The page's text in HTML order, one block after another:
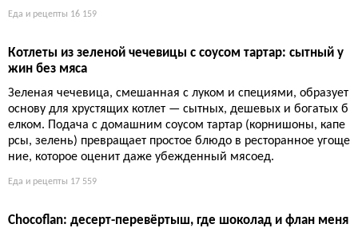
Еда и рецепты 16 159
Котлеты из зеленой чечевицы с соусом тартар: сытный у
жин без мяса
Зеленая чечевица, смешанная с луком и специями, образует
основу для хрустящих котлет — сытных, дешевых и богатых б
елком. Подача с домашним соусом тартар (корнишоны, капе
рсы, зелень) превращает простое блюдо в ресторанное угоще
ние, которое оценит даже убежденный мясоед.
Еда и рецепты 17 559
Chocoflan: десерт-перевёртыш, где шоколад и флан меня